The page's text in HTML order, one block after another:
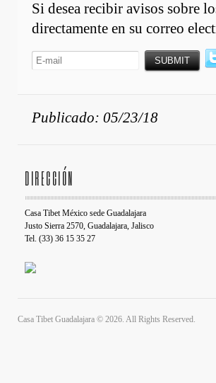
Si desea recibir avisos sobre
directamente en su correo
Publicado: 05/23/18
DIRECCIÓN
Casa Tibet México sede Guadalajara
Justo Sierra 2570, Guadalajara, Jalisco
Tel. (33) 36 15 35 27
Casa Tibet Guadalajara © 2026. All Rights Reserved.